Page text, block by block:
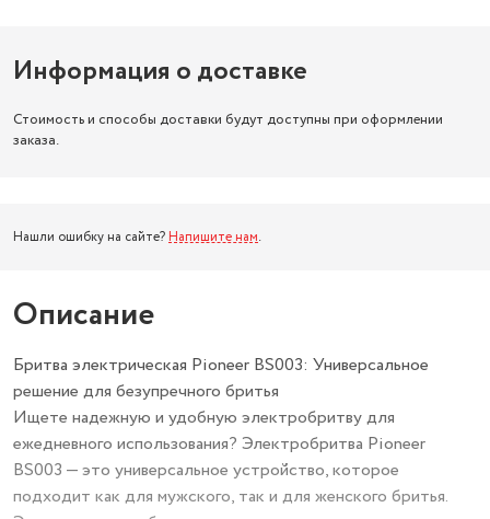
Информация о доставке
Стоимость и способы доставки будут доступны при оформлении
заказа.
Нашли ошибку на сайте? Напишите нам.
Описание
Бритва электрическая Pioneer BS003: Универсальное
решение для безупречного бритья
Ищете надежную и удобную электробритву для
ежедневного использования? Электробритва Pioneer
BS003 — это универсальное устройство, которое
подходит как для мужского, так и для женского бритья.